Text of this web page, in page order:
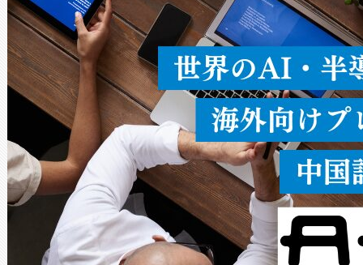
うにします。遠距離まで届く
密度なスキャ […]